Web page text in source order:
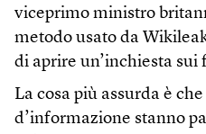
viceprimo ministro
metodo usato da
di aprire un’inchiesta
La cosa più assurda è
d’informazione stanno